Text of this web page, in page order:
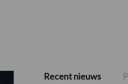
Primaire
Recent nieuws